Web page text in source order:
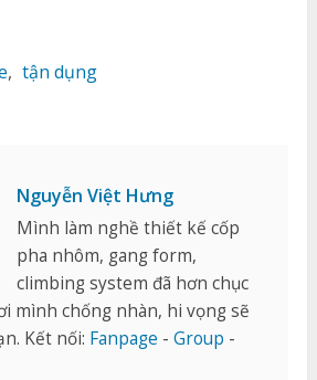
, tận dụng
Nguyễn Việt Hưng
Mình làm nghề thiết kế cốp
pha nhôm, gang form,
climbing system đã hơn chục
mình chống nhàn, hi vọng sẽ
Kết nối: Fanpage -Group -